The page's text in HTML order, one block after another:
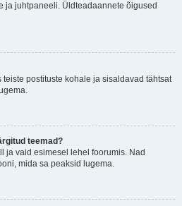
ja juhtpaneeli. Üldteadaannete õigused
postituste kohale ja sisaldavad tähtsat
teemad?
ja vaid esimesel lehel foorumis. Nad
mida sa peaksid lugema.